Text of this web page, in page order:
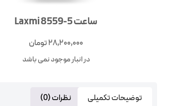
ساعت Laxmi 8559-5
28,200,000تومان
در انبار موجود نمی باشد
توضیحات تکمیلی نظرات (0)